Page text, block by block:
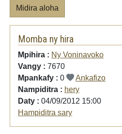
Midira aloha
Momba ny hira
Mpihira : Ny Voninavoko
Vangy : 7670
Mpankafy : 0
Ankafizo
Nampiditra : hery
Daty : 04/09/2012 15:00
Hampiditra sary